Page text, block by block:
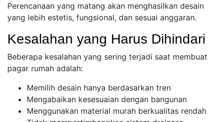
Perencanaan yang matang akan menghasilkan desain
yang lebih estetis, fungsional, dan sesuai anggaran.
Kesalahan yang Harus Dihindari
Beberapa kesalahan yang sering terjadi saat membuat
pagar rumah adalah:
Memilih desain hanya berdasarkan tren
Mengabaikan kesesuaian dengan bangunan
Menggunakan material murah berkualitas rendah